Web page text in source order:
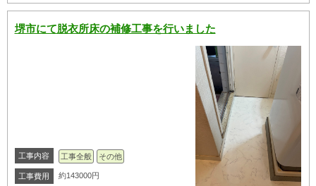
堺市にて脱衣所床の補修工事を行いました
工事内容 工事全般 その他
工事費用 約143000円